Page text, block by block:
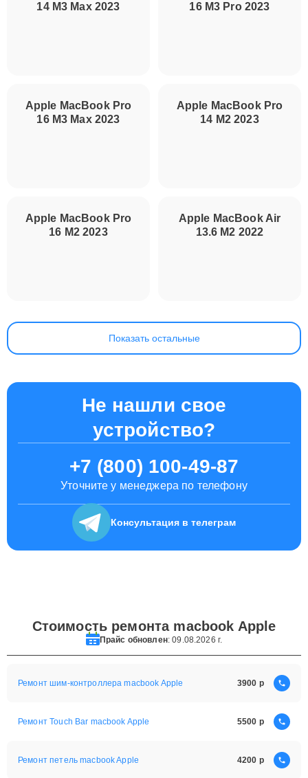
16 M3 Pro 2023
Apple MacBook Pro
14 M2 2023
Apple MacBook Pro
Apple MacBook Air
Показать остальные
Не нашли свое
устройство?
+7 (800) 100-49-87
Стоимость ремонта macbook Apple
Прайс обновлен: 09.08.2026 г.